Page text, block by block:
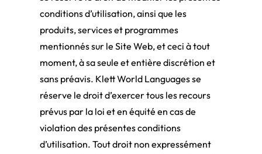
conditions d’utilisation, ainsi que les
produits, services et programmes
mentionnés sur le Site Web, et ceci à tout
moment, à sa seule et entière discrétion et
sans préavis. Klett World Languages se
réserve le droit d’exercer tous les recours
prévus par la loi et en équité en cas de
violation des présentes conditions
d’utilisation. Tout droit non expressément